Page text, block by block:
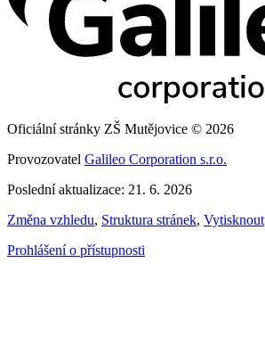
Oficiální stránky ZŠ Mutějovice © 2026
Provozovatel Galileo Corporation s.r.o.
Poslední aktualizace: 21. 6. 2026
Změna vzhledu, Struktura stránek, Vytisknout
Prohlášení o přístupnosti